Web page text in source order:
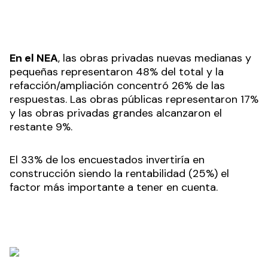
En el NEA, las obras privadas nuevas medianas y
pequeñas representaron 48% del total y la
refacción/ampliación concentró 26% de las
respuestas. Las obras públicas representaron 17%
y las obras privadas grandes alcanzaron el
restante 9%.
El 33% de los encuestados invertiría en
construcción siendo la rentabilidad (25%) el
factor más importante a tener en cuenta.